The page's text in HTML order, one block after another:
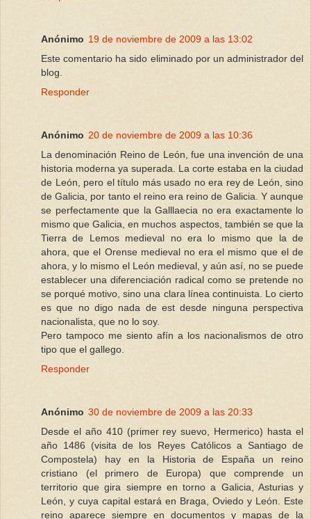
Anónimo 19 de noviembre de 2009 a las 13:02
Este comentario ha sido eliminado por un administrador del
blog.
Responder
Anónimo 20 de noviembre de 2009 a las 10:36
La denominación Reino de León, fue una invención de una
historia moderna ya superada. La corte estaba en la ciudad
de León, pero el título más usado no era rey de León, sino
de Galicia, por tanto el reino era reino de Galicia. Y aunque
se perfectamente que la Galllaecia no era exactamente lo
mismo que Galicia, en muchos aspectos, también se que la
Tierra de Lemos medieval no era lo mismo que la de
ahora, que el Orense medieval no era el mismo que el de
ahora, y lo mismo el León medieval, y aún así, no se puede
establecer una diferenciación radical como se pretende no
se porqué motivo, sino una clara línea continuista. Lo cierto
es que no digo nada de est desde ninguna perspectiva
nacionalista, que no lo soy.
Pero tampoco me siento afín a los nacionalismos de otro
tipo que el gallego.
Responder
Anónimo 30 de noviembre de 2009 a las 20:33
Desde el año 410 (primer rey suevo, Hermerico) hasta el
año 1486 (visita de los Reyes Católicos a Santiago de
Compostela) hay en la Historia de España un reino
cristiano (el primero de Europa) que comprende un
territorio que gira siempre en torno a Galicia, Asturias y
León, y cuya capital estará en Braga, Oviedo y León. Este
reino aparece siempre en documentos y mapas de la